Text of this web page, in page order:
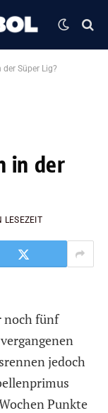
Süper Lig?
in der
LESEZEIT
noch fünf
jedoch
Punkte